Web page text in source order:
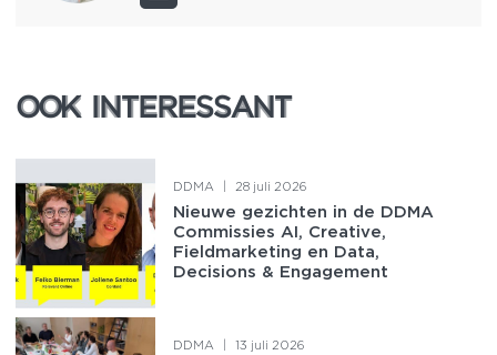
OOK INTERESSANT
OOK INTERESSANT
DDMA 28 juli 2026
Nieuwe gezichten in de DDMA
Commissies AI, Creative,
Fieldmarketing en Data,
Decisions & Engagement
DDMA 13 juli 2026